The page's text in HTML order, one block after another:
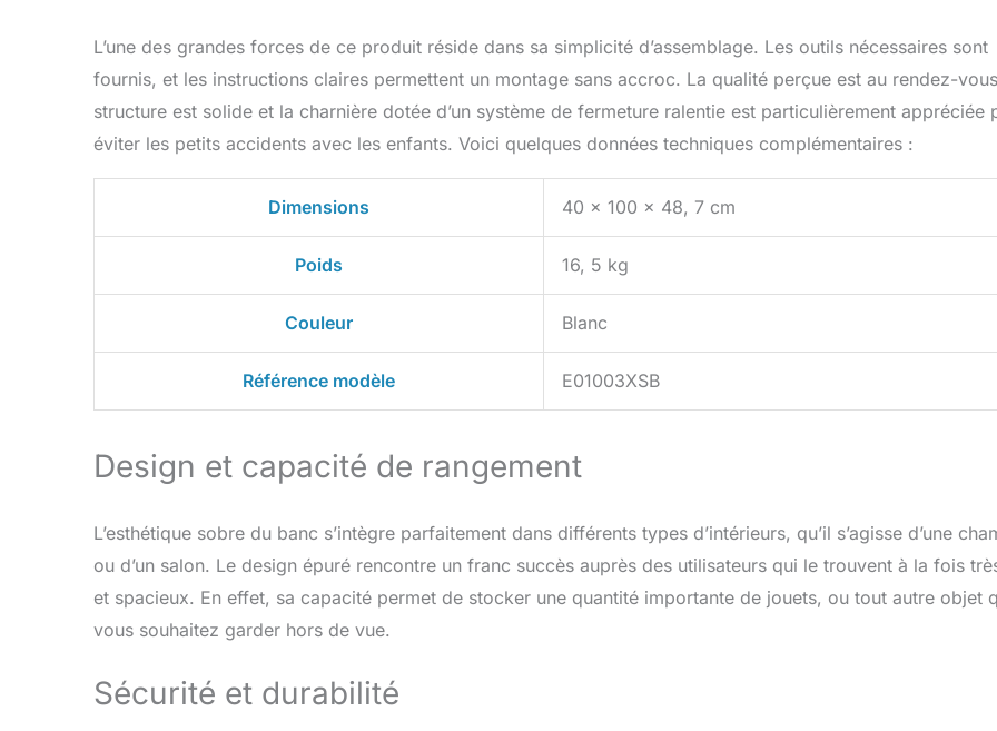
L’une des grandes forces de ce produit réside dans sa simplicité d’assemblage. Les outils nécessaires sont
fournis, et les instructions claires permettent un montage sans accroc. La qualité perçue est au rendez-
structure est solide et la charnière dotée d’un système de fermeture ralentie est particulièrement appréciée
éviter les petits accidents avec les enfants. Voici quelques données techniques complémentaires :
Dimensions 40 x 100 x 48, 7 cm
Poids 16, 5 kg
Couleur Blanc
Référence modèle E01003XSB
Design et capacité de rangement
L’esthétique sobre du banc s’intègre parfaitement dans différents types d’intérieurs, qu’il s’agisse d’une
ou d’un salon. Le design épuré rencontre un franc succès auprès des utilisateurs qui le trouvent à la fois
et spacieux. En effet, sa capacité permet de stocker une quantité importante de jouets, ou tout autre objet
vous souhaitez garder hors de vue.
Sécurité et durabilité